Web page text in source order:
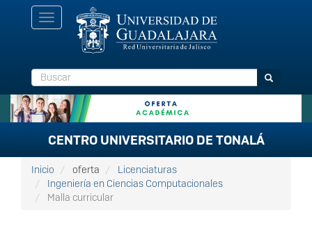
Toggle
navigation
Buscar Buscar
CENTRO UNIVERSITARIO DE TONALÁ
Inicio oferta
Licenciaturas
Ingeniería en Ciencias Computacionales
Malla curricular